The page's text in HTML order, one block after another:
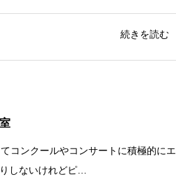
続きを読む
コンクールやコンサートに積極的にエ
しないけれどピ…